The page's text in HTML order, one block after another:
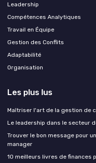
Leadership
Compétences Analytiques
Travail en Équipe
Gestion des Conflits
Adaptabilité
Organisation
Les plus lus
Maîtriser l'art de la gestion de
Le leadership dans le secteur
Trouver le bon message pour
manager
10 meilleurs livres de finances